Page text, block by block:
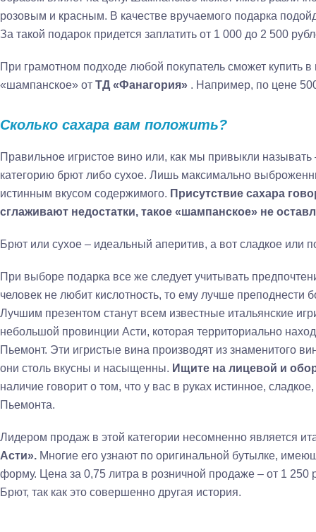
розовым и красным. В качестве вручаемого подарка
За такой подарок придется заплатить от 1 000 до 2 500
При грамотном подходе любой покупатель сможет купить
«шампанское» от ТД «Фанагория» . Например, по цене
Сколько сахара вам положить?
Правильное игристое вино или, как мы привыкли
категорию брют либо сухое. Лишь максимально
истинным вкусом содержимого. Присутствие сахара
сглаживают недостатки, такое «шампанское» не
Брют или сухое – идеальный аперитив, а вот сладкое или
При выборе подарка все же следует учитывать
человек не любит кислотность, то ему лучше преподнести
Лучшим презентом станут всем известные итальянские
небольшой провинции Асти, которая территориально
Пьемонт. Эти игристые вина производят из знаменитого
они столь вкусны и насыщенны. Ищите на лицевой и
наличие говорит о том, что у вас в руках истинное,
Пьемонта.
Лидером продаж в этой категории несомненно является
Асти». Многие его узнают по оригинальной бутылке,
форму. Цена за 0,75 литра в розничной продаже – от 1 250
Брют, так как это совершенно другая история.